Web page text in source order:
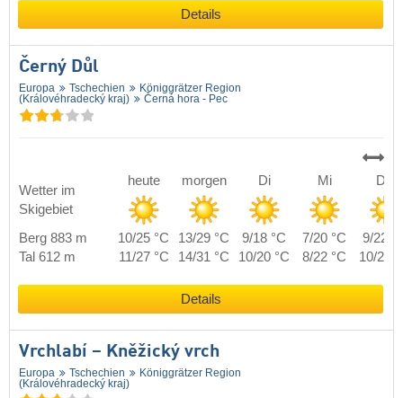
Details
Černý Důl
Europa Tschechien
Königgrätzer Region
(Královéhradecký kraj)
Černá hora - Pec
Wetter im
Skigebiet
heute morgen Di Mi Do
Berg 883 m 10/25 °C 13/29 °C 9/18 °C 7/20 °C
9/22
Tal 612 m
11/27 °C 14/31 °C 10/20 °C 8/22 °C 10/24
Details
Vrchlabí – Kněžický vrch
Europa Tschechien
Königgrätzer Region
(Královéhradecký kraj)